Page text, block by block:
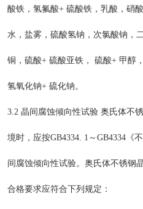
酸铁，氢氟酸+ 硫酸铁，乳酸，硝
水，盐雾，硫酸氢钠，次氯酸钠，
铜，硫酸+ 硫酸亚铁， 硫酸+ 甲醇
氢氧化钠+ 硫化钠。
3.2 晶间腐蚀倾向性试验 奥氏体不
境时，应按GB4334. 1～GB4334《
间腐蚀倾向性试验。奥氏体不锈钢
合格要求应符合下列规定：